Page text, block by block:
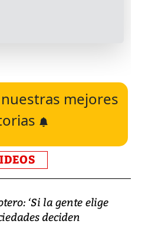
mejores
‘Si la gente elige
deciden